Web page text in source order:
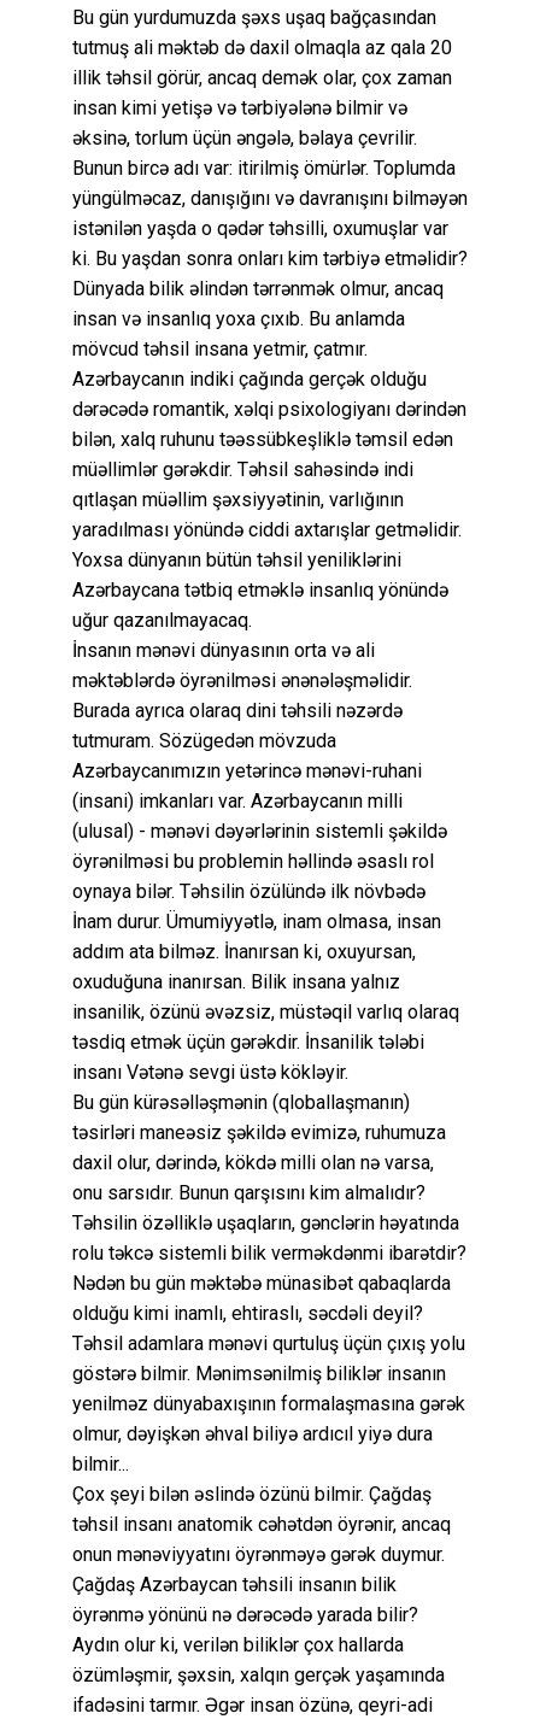
Bu gün yurdumuzda şəxs uşaq bağçasından
tutmuş ali məktəb də daxil olmaqla az qala 20
illik təhsil görür, ancaq demək olar, çox zaman
insan kimi yetişə və tərbiyələnə bilmir və
əksinə, torlum üçün əngələ, bəlaya çevrilir.
Bunun bircə adı var: itirilmiş ömürlər. Toplumda
yüngülməcaz, danışığını və davranışını bilməyən
istənilən yaşda o qədər təhsilli, oxumuşlar var
ki. Bu yaşdan sonra onları kim tərbiyə etməlidir?
Dünyada bilik əlindən tərrənmək olmur, ancaq
insan və insanlıq yoxa çıxıb. Bu anlamda
mövcud təhsil insana yetmir, çatmır.
Azərbaycanın indiki çağında gerçək olduğu
dərəcədə romantik, xəlqi psixologiyanı dərindən
bilən, xalq ruhunu təəssübkeşliklə təmsil edən
müəllimlər gərəkdir. Təhsil sahəsində indi
qıtlaşan müəllim şəxsiyyətinin, varlığının
yaradılması yönündə ciddi axtarışlar getməlidir.
Yoxsa dünyanın bütün təhsil yeniliklərini
Azərbaycana tətbiq etməklə insanlıq yönündə
uğur qazanılmayacaq.
İnsanın mənəvi dünyasının orta və ali
məktəblərdə öyrənilməsi ənənələşməlidir.
Burada ayrıca olaraq dini təhsili nəzərdə
tutmuram. Sözügedən mövzuda
Azərbaycanımızın yetərincə mənəvi-ruhani
(insani) imkanları var. Azərbaycanın milli
(ulusal) - mənəvi dəyərlərinin sistemli şəkildə
öyrənilməsi bu problemin həllində əsaslı rol
oynaya bilər. Təhsilin özülündə ilk növbədə
İnam durur. Ümumiyyətlə, inam olmasa, insan
addım ata bilməz. İnanırsan ki, oxuyursan,
oxuduğuna inanırsan. Bilik insana yalnız
insanilik, özünü əvəzsiz, müstəqil varlıq olaraq
təsdiq etmək üçün gərəkdir. İnsanilik tələbi
insanı Vətənə sevgi üstə kökləyir.
Bu gün kürəsəlləşmənin (qloballaşmanın)
təsirləri maneəsiz şəkildə evimizə, ruhumuza
daxil olur, dərində, kökdə milli olan nə varsa,
onu sarsıdır. Bunun qarşısını kim almalıdır?
Təhsilin özəlliklə uşaqların, gənclərin həyatında
rolu təkcə sistemli bilik verməkdənmi ibarətdir?
Nədən bu gün məktəbə münasibət qabaqlarda
olduğu kimi inamlı, ehtiraslı, səcdəli deyil?
Təhsil adamlara mənəvi qurtuluş üçün çıxış yolu
göstərə bilmir. Mənimsənilmiş biliklər insanın
yenilməz dünyabaxışının formalaşmasına gərək
olmur, dəyişkən əhval biliyə ardıcıl yiyə dura
bilmir...
Çox şeyi bilən əslində özünü bilmir. Çağdaş
təhsil insanı anatomik cəhətdən öyrənir, ancaq
onun mənəviyyatını öyrənməyə gərək duymur.
Çağdaş Azərbaycan təhsili insanın bilik
öyrənmə yönünü nə dərəcədə yarada bilir?
Aydın olur ki, verilən biliklər çox hallarda
özümləşmir, şəxsin, xalqın gerçək yaşamında
ifadəsini tarmır. Əgər insan özünə, qeyri-adi